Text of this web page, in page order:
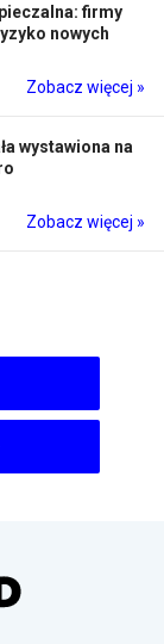
firmy
nowych
Zobacz więcej »
wystawiona na
Zobacz więcej »